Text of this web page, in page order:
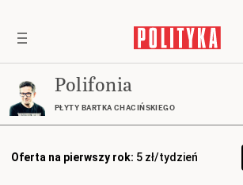
Polifonia
PŁYTY BARTKA CHACIŃSKIEGO
Oferta na pierwszy rok: 5 zł/tydzień